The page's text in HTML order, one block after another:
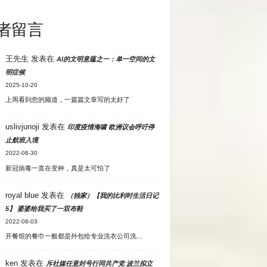
留言
王先生 发表在 AI的文明意蕴之一：单一空间的文
明症候
2025-10-20
上周看到您的频道，一篇篇文章写的太好了
uslivjunoji 发表在 印度疫情海啸 欧洲议会呼吁停
止航班入境
2022-08-30
新冠病毒一直在变种，真是太可怕了
royal blue发表在
（独家）【我的比利时生活日记
5】 婆婆给我买了一双布鞋
2022-08-03
开餐馆的餐巾一般都是外包给专业洗衣公司洗…
ken发表在 斥社媒任意封号行同共产党 波兰拟立